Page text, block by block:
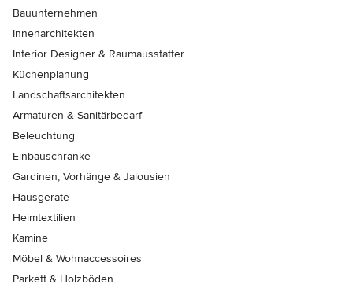
Bauunternehmen
Innenarchitekten
Interior Designer & Raumausstatter
Küchenplanung
Landschaftsarchitekten
Armaturen & Sanitärbedarf
Beleuchtung
Einbauschränke
Gardinen, Vorhänge & Jalousien
Hausgeräte
Heimtextilien
Kamine
Möbel & Wohnaccessoires
Parkett & Holzböden